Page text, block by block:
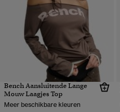
Bench Aansluitende Lange
Mouw Laagjes Top
Meer beschikbare kleuren